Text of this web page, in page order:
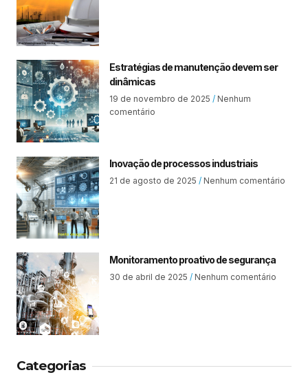
Estratégias de manutenção devem ser
dinâmicas
19 de novembro de 2025
Nenhum
comentário
Inovação de processos industriais
21 de agosto de 2025 Nenhum comentário
Monitoramento proativo de segurança
30 de abril de 2025 Nenhum comentário
Categorias